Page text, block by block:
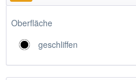
Oberfläche
geschliffen